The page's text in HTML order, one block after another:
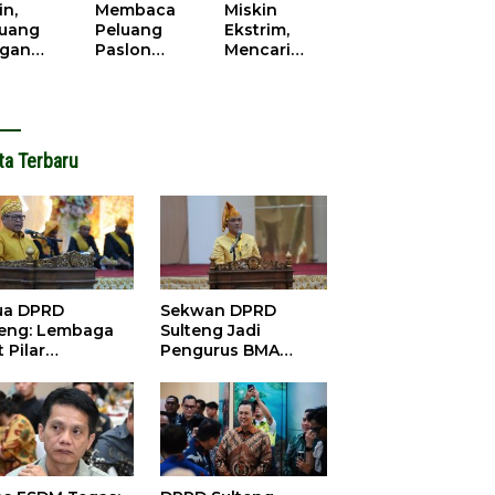
Parigi
Moutong.
Motor
Membaca
Peluang
Paslon
Miskin
Ekstrim,
Mencari
Terbaru
DPRD
Lembaga
Pilar
Sekwan DPRD
Sulteng Jadi
Pengurus BMA
Perkuat Pelestarian
Adat